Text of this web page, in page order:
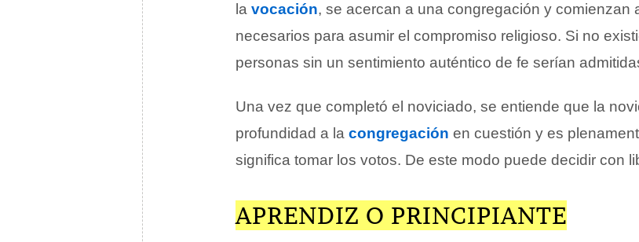
la vocación, se acercan a una congregación y comienzan
necesarios para asumir el compromiso religioso. Si no
personas sin un sentimiento auténtico de fe serían
Una vez que completó el noviciado, se entiende que la
profundidad a la congregación en cuestión y es
significa tomar los votos. De este modo puede decidir con
APRENDIZ O PRINCIPIANTE